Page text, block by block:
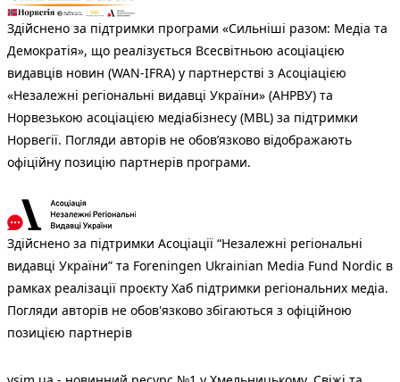
Здійснено за підтримки програми «Сильніші разом: Медіа та
Демократія», що реалізується Всесвітньою асоціацією
видавців новин (WAN-IFRA) у партнерстві з Асоціацією
«Незалежні регіональні видавці України» (АНРВУ) та
Норвезькою асоціацією медіабізнесу (MBL) за підтримки
Норвегії. Погляди авторів не обов’язково відображають
офіційну позицію партнерів програми.
Здійснено за підтримки Асоціації “Незалежні регіональні
видавці України” та Foreningen Ukrainian Media Fund Nordic в
рамках реалізації проєкту Хаб підтримки регіональних медіа.
Погляди авторів не обов'язково збігаються з офіційною
позицією партнерів